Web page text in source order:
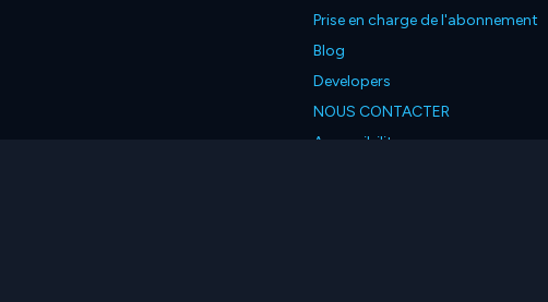
Prise en charge de l'abonnement
Blog
Developers
NOUS CONTACTER
Accessibility